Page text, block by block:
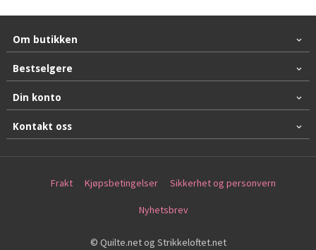
Om butikken
Bestselgere
Din konto
Kontakt oss
Frakt Kjøpsbetingelser Sikkerhet og personvern
Nyhetsbrev
© Quilte.net og Strikkeloftet.net